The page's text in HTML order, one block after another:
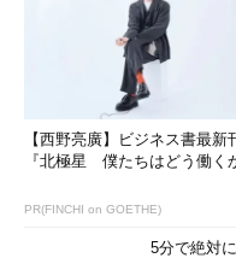
【西野亮廣】ビジネス書最新
『北極星 僕たちはどう働く
PR(FINCHI on GOETHE)
5分で絶対